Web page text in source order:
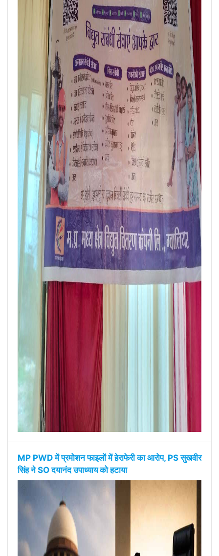
MP PWD में प्रमोशन फाइलों में हेराफेरी का आरोप, PS सुखवीर
सिंह ने SO दयानंद उपाध्याय को हटाया